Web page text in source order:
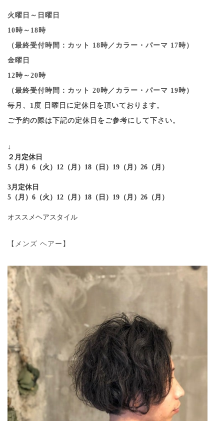
火曜日～日曜日
10時～18時
（最終受付時間：カット 18時／カラー・パーマ 17時）
金曜日
12時～20時
（最終受付時間：カット 20時／カラー・パーマ 19時）
毎月、1度 日曜日に定休日を頂いております。
ご予約の際は下記の定休日をご参考にして下さい。
↓
２月定休日
5（月）6（火）12（月）18（日）19（月）26（月）
3月定休日
5（月）6（火）12（月）18（日）19（月）26（月）
オススメヘアスタイル
【メンズ ヘアー】